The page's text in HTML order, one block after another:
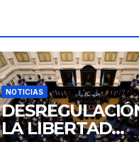
NOTICIAS
LA LIBERTAD